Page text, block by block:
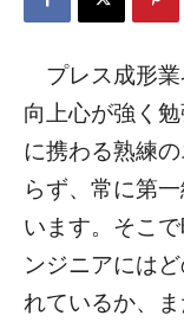
プレス成形業
向上心が強く
に携わる熟練
らず、常に第
います。そこ
ンジニアには
れているか、